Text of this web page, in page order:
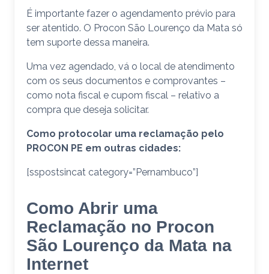
É importante fazer o agendamento prévio para
ser atentido. O Procon São Lourenço da Mata só
tem suporte dessa maneira.
Uma vez agendado, vá o local de atendimento
com os seus documentos e comprovantes –
como nota fiscal e cupom fiscal – relativo a
compra que deseja solicitar.
Como protocolar uma reclamação pelo
PROCON PE em outras cidades:
[sspostsincat category=”Pernambuco”]
Como Abrir uma
Reclamação no Procon
São Lourenço da Mata na
Internet